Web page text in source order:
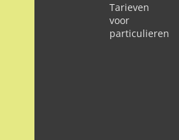
Tarieven
voor
particulieren